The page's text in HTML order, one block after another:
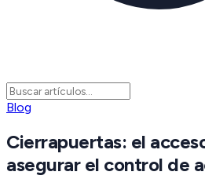
Blog
Cierrapuertas: el
asegurar el control de